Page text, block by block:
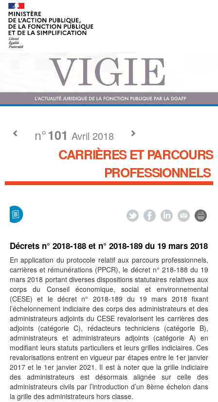
n°101 Avril 2018
CARRIÈRES ET PARCOURS
PROFESSIONNELS
Décrets n° 2018-188 et n° 2018-189 du 19 mars 2018
En application du protocole relatif aux parcours professionnels,
carrières et rémunérations (PPCR), le décret n° 218-188 du 19
mars 2018 portant diverses dispositions statutaires relatives aux
corps du Conseil économique, social et environnemental
(CESE) et le décret n° 2018-189 du 19 mars 2018 fixant
l’échelonnement indiciaire des corps des administrateurs et des
administrateurs adjoints du CESE revalorisent les carrières des
adjoints (catégorie C), rédacteurs techniciens (catégorie B),
administrateurs et administrateurs adjoints (catégorie A) en
modifiant leurs statuts particuliers et leurs grilles indiciaires. Ces
revalorisations entrent en vigueur par étapes entre le 1er janvier
2017 et le 1er janvier 2021. Il est à noter que la grille indiciaire
des administrateurs est désormais alignée sur celle des
administrateurs civils par l’introduction d’un 8ème échelon dans
la grille des administrateurs hors classe.